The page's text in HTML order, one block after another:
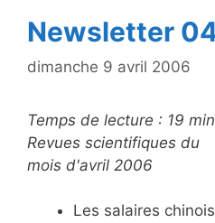
Newsletter
dimanche 9 avril 2006
Temps de lecture : 19
Revues scientifiques du
mois d'avril 2006
Les salaires chinois